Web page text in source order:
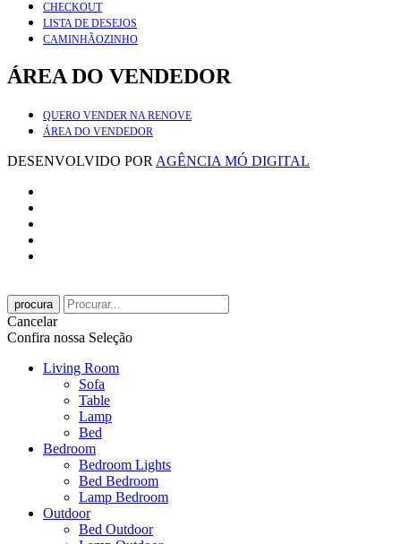
CHECKOUT
LISTA DE DESEJOS
CAMINHÃOZINHO
ÁREA DO VENDEDOR
QUERO VENDER NA RENOVE
ÁREA DO VENDEDOR
DESENVOLVIDO POR AGÊNCIA MÓ DIGITAL
procura
Cancelar
Confira nossa Seleção
Living Room
Sofa
Table
Lamp
Bed
Bedroom
Bedroom Lights
Bed Bedroom
Lamp Bedroom
Outdoor
Bed Outdoor